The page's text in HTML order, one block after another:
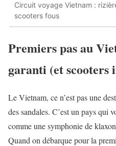
Circuit voyage Vietnam :
scooters fous
Premiers pas au
garanti (et scooters
Le Vietnam, ce n’est pas une
des sandales. C’est un pays qui
comme une symphonie de
Quand on débarque pour la